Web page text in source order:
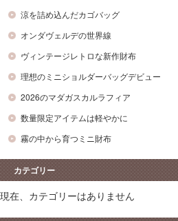
涼を詰め込んだカゴバッグ
オンダヴェルデの世界線
ヴィンテージレトロな新作財布
理想のミニショルダーバッグデビュー
2026のマダガスカルラフィア
数量限定アイテムは軽やかに
霧の中から育つミニ財布
カテゴリー
現在、カテゴリーはありません